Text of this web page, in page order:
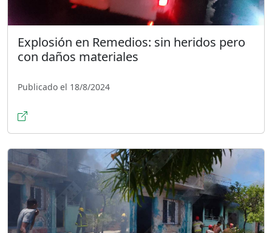
Explosión en Remedios: sin heridos pero
con daños materiales
Publicado el 18/8/2024